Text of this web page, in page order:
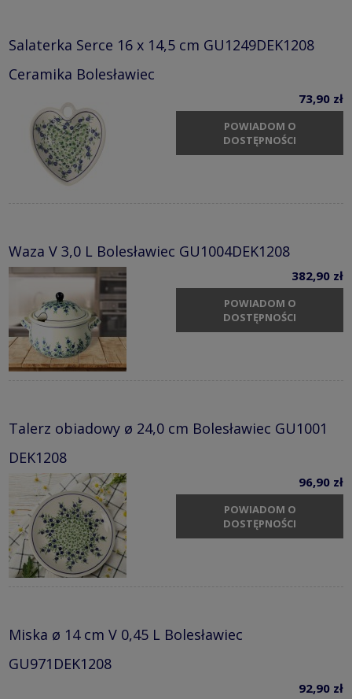
Salaterka Serce 16 x 14,5 cm GU1249DEK1208
Ceramika Bolesławiec
73,90 zł
POWIADOM O
DOSTĘPNOŚCI
Waza V 3,0 L Bolesławiec GU1004DEK1208
382,90 zł
POWIADOM O
DOSTĘPNOŚCI
Talerz obiadowy ø 24,0 cm Bolesławiec GU1001
DEK1208
96,90 zł
POWIADOM O
DOSTĘPNOŚCI
Miska ø 14 cm V 0,45 L Bolesławiec
GU971DEK1208
92,90 zł